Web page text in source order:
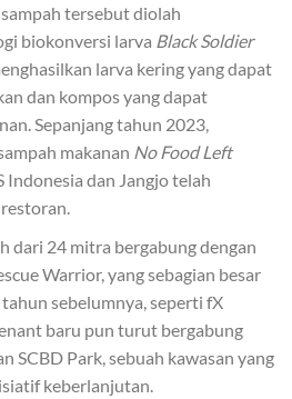
tersebut diolah
biokonversi larva Black Soldier
larva kering yang dapat
dan kompos yang dapat
Sepanjang tahun 2023,
makanan No Food Left
Indonesia dan Jangjo telah
restoran.
dari 24 mitra bergabung dengan
Warrior, yang sebagian besar
sebelumnya, seperti fX
baru pun turut bergabung
SCBD Park, sebuah kawasan yang
keberlanjutan.